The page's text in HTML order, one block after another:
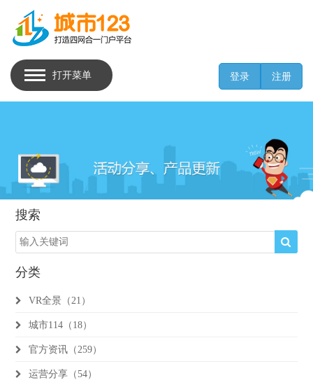
打开菜单 登录 注册
搜索
分类
VR全景（21）
城市114（18）
官方资讯（259）
运营分享（54）